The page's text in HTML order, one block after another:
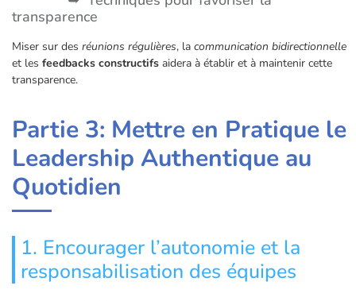
transparence
Miser sur des réunions régulières, la communication bidirectionnelle
et les feedbacks constructifs aidera à établir et à maintenir cette
transparence.
Partie 3: Mettre en Pratique le
Leadership Authentique au
Quotidien
1. Encourager l’autonomie et la
responsabilisation des équipes